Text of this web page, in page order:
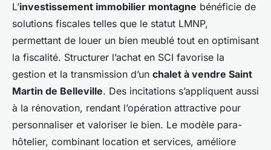
L’investissement immobilier montagne bénéficie de
solutions fiscales telles que le statut LMNP,
permettant de louer un bien meublé tout en optimisant
la fiscalité. Structurer l’achat en SCI favorise la
gestion et la transmission d’un chalet à vendre Saint
Martin de Belleville. Des incitations s’appliquent aussi
à la rénovation, rendant l’opération attractive pour
personnaliser et valoriser le bien. Le modèle para-
hôtelier, combinant location et services, améliore